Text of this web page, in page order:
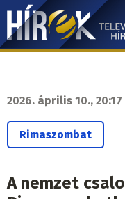
Ugrás
tartalomra
Hírek.sk
navigáció
2026. április 10., 20:17
Rimaszombat
A nemzet